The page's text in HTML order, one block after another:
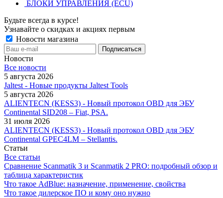
БЛОКИ УПРАВЛЕНИЯ (ECU)
Будьте всегда в курсе!
Узнавайте о скидках и акциях первым
Новости магазина
Новости
Все новости
5 августа 2026
Jaltest - Новые продукты Jaltest Tools
5 августа 2026
ALIENTECN (KESS3) - Новый протокол OBD для ЭБУ
Continental SID208 – Fiat, PSA.
31 июля 2026
ALIENTECN (KESS3) - Новый протокол OBD для ЭБУ
Continental GPEC4LM – Stellantis.
Статьи
Все статьи
Сравнение Scanmatik 3 и Scanmatik 2 PRO: подробный обзор и
таблица характеристик
Что такое AdBlue: назначение, применение, свойства
Что такое дилерское ПО и кому оно нужно